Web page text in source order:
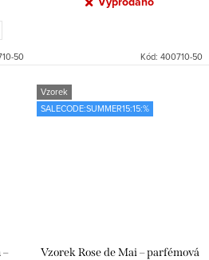
50 Kód: 400710-50
Vzorek
SALECODE:SUMMER15:15:%
Vzorek Rose de Mai – parfémová